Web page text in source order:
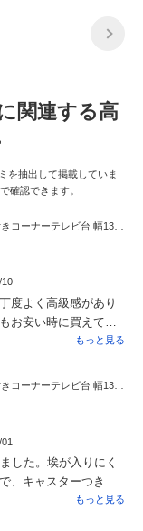
関連する高
を抽出して掲載していま
確認できます。
【送料無料】キャスター付きコーナーテレビ台 幅130高さ67.5cm ハイタイプ
10
度よく高級感があり
お安い時に買えて
もっと見る
【送料無料】キャスター付きコーナーテレビ台 幅130高さ44cm ロータイプ
した。埃が入りにく
、キャスターつきの
ました。裏面は棚の
もっと見る